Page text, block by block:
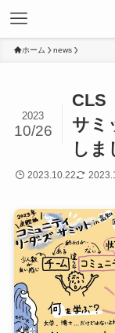
ホーム news
CLS
サミ
しま
2023
10/26
2023.10.22